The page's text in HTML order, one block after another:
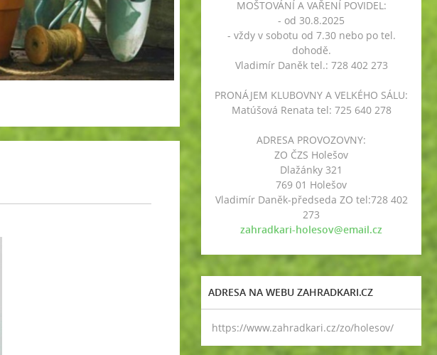
MOŠTOVÁNÍ A VAŘENÍ POVIDEL:
- od 30.8.2025
- vždy v sobotu od 7.30 nebo po tel.
dohodě.
Vladimír Daněk tel.: 728 402 273
PRONÁJEM KLUBOVNY A VELKÉHO SÁLU:
Matúšová Renata tel: 725 640 278
ADRESA PROVOZOVNY:
ZO ČZS Holešov
Dlažánky 321
769 01 Holešov
Vladimír Daněk-předseda ZO tel:728 402
273
zahradkari-holesov@email.cz
ADRESA NA WEBU ZAHRADKARI.CZ
https://www.zahradkari.cz/zo/holesov/